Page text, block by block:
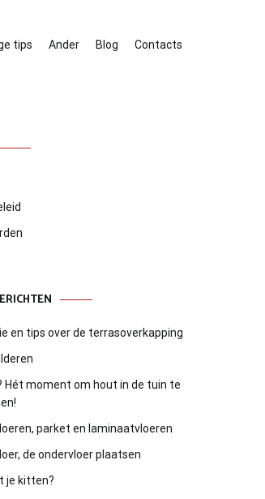
tips Ander Blog Contacts
en tips over de terrasoverkapping
Hét moment om hout in de tuin te
parket en laminaatvloeren
de ondervloer plaatsen
je kitten?